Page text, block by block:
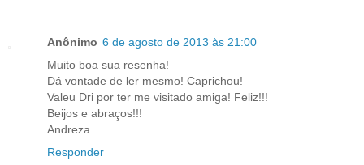
Anônimo 6 de agosto de 2013 às 21:00
Muito boa sua resenha!
Dá vontade de ler mesmo! Caprichou!
Valeu Dri por ter me visitado amiga! Feliz!!!
Beijos e abraços!!!
Andreza
Responder